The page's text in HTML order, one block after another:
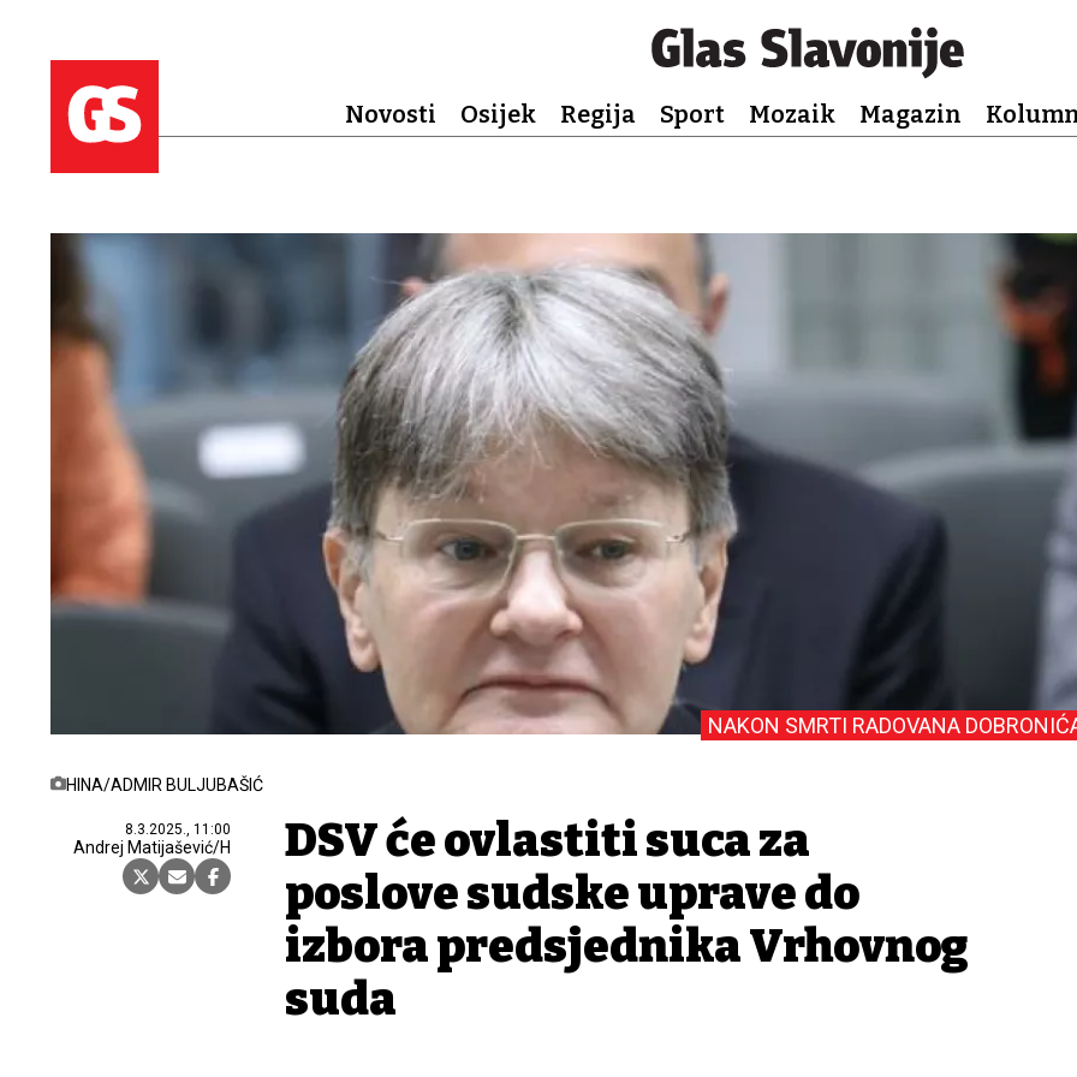
Novosti Osijek Regija Sport Mozaik Magazin
HINA/ADMIR BULJUBAŠIĆ
8.3.2025., 11:00
Andrej Matijašević/H
NAKON SMRTI RADOVANA
DSV će ovlastiti suca za
poslove sudske uprave do
izbora predsjednika Vrhovnog
suda